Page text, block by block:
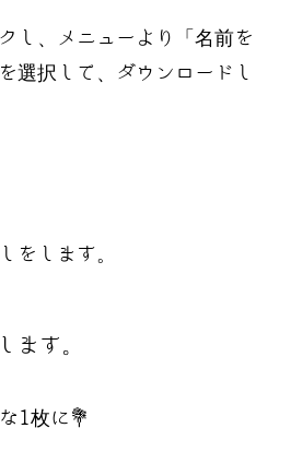
し、メニューより「名前を
選択して、ダウンロードし
をします。
ます。
1枚に💐